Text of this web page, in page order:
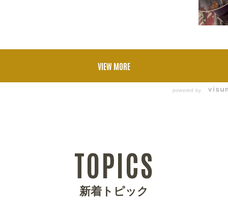
VIEW MORE
powered by
TOPICS
新着トピック